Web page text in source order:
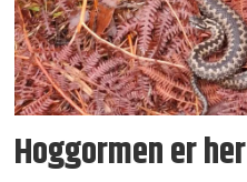
Hoggormen er her